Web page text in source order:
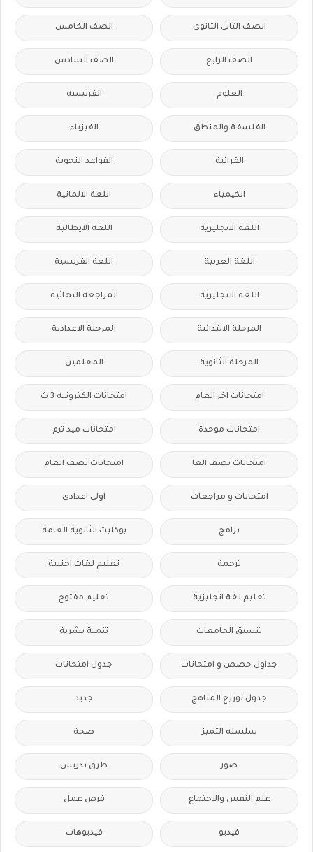
الصف الثانى الثانوى الصف الخامس
الصف الرابع الصف السادس
العلوم الفرنسيه
الفلسفة والمنطق الفيزياء
القرائية القواعد النحوية
الكيمياء اللغة الالمانية
اللغة الانجليزية اللغة الايطالية
اللغة العربية اللغة الفرنسية
اللغه الانجليزية المراجعة النهائية
المرحلة الابتدائية المرحلة الاعدادية
المرحلة الثانوية المعلمين
امتحانات اخر العام امتحانات الكترونيه 3 ث
امتحانات موحدة امتحانات ميد ترم
امتحانات نصف العا امتحانات نصف العام
امتحانات و مراجعات اولى اعدادى
برامج بوكليت الثانوية العامة
ترجمة تعليم لغات اجنبية
تعليم لغة انجليزية تعليم مفتوح
تنسيق الجامعات تنمية بشرية
جداول حصص و امتحانات جدول امتحانات
جدول توزيع المناهج جديد
سلسله التميز صحة
صور طرق تدريس
علم النفس والاجتماع فرص عمل
فيديو فيديوهات